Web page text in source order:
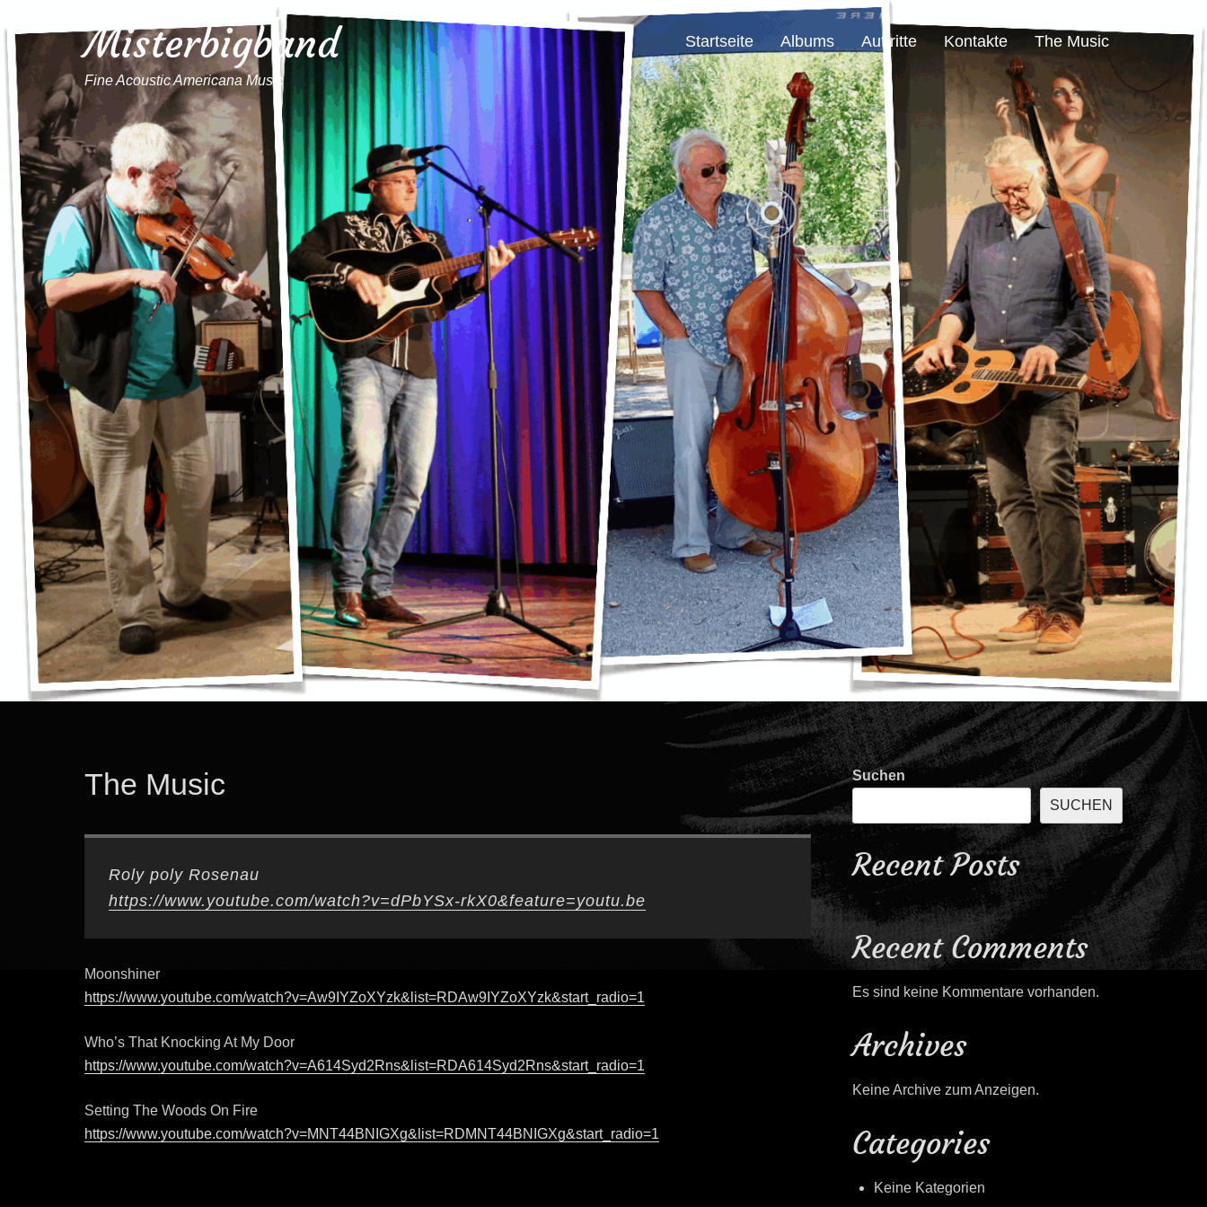
Misterbigband
Fine Acoustic Americana Music
Startseite Albums Auftritte Kontakte The Music
The Music
Roly poly Rosenau
https://www.youtube.com/watch?v=dPbYSx-rkX0&feature=youtu.be
Moonshiner
https://www.youtube.com/watch?v=Aw9IYZoXYzk&list=RDAw9IYZoXYzk&start_radio=1
Who’s That Knocking At My Door
https://www.youtube.com/watch?v=A614Syd2Rns&list=RDA614Syd2Rns&start_radio=1
Setting The Woods On Fire
https://www.youtube.com/watch?v=MNT44BNIGXg&list=RDMNT44BNIGXg&start_radio=1
Suchen
SUCHEN
Recent Posts
Recent Comments
Es sind keine Kommentare vorhanden.
Archives
Keine Archive zum Anzeigen.
Categories
Keine Kategorien